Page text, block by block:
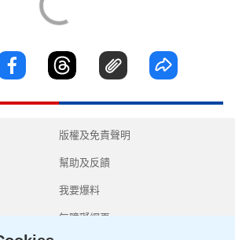
版權及免責聲明
幫助及反饋
我要爆料
無障礙網頁